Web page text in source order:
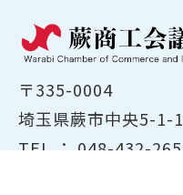
〒335-0004
埼玉県蕨市中央5-1-
TEL ： 048-432-